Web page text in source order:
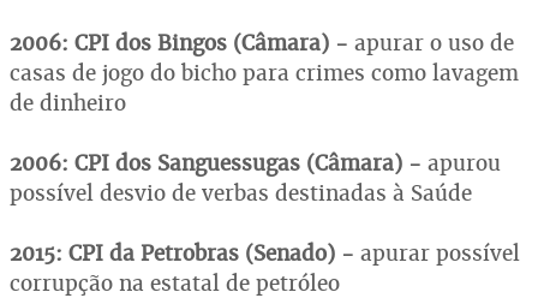
2006: CPI dos Bingos (Câmara) - apurar o uso de
casas de jogo do bicho para crimes como lavagem
de dinheiro
2006: CPI dos Sanguessugas (Câmara) - apurou
possível desvio de verbas destinadas à Saúde
2015: CPI da Petrobras (Senado) - apurar possível
corrupção na estatal de petróleo